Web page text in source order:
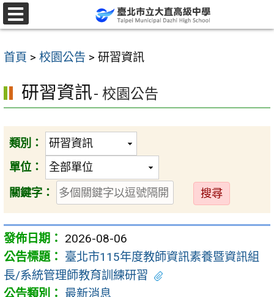
跳
至
要
容
首頁 > 校園公告 > 研習資訊
研習資訊- 校園公告
類別：
單位：
關鍵字：
送
出
2026-08-06
臺北市115年度教師資訊素養暨資訊組
長/系統管理師教育訓練研習
最新消息
選
單